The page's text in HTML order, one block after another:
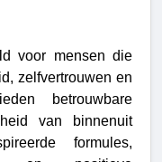
voor mensen die
zelfvertrouwen en
betrouwbare
van binnenuit
formules,